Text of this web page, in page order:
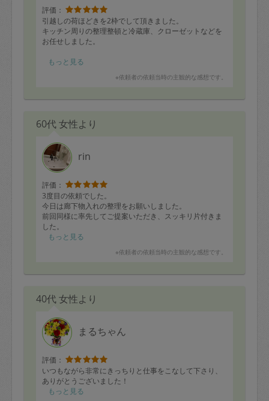
評価：
引越しの荷ほどきを2枠でして頂きました。
キッチン周りの整理整頓と冷蔵庫、クローゼットなどを
お任せしました。
途中私は体調が優れず、横になってしまったのですが優
かなりの段ボールがあったのですが、rinさんのお陰でか
すので、そちらもこれからよろしくお願い致します?
もっと見る
※依頼者の依頼当時の主観的な感想です。
60代 女性より
rin
評価：
3度目の依頼でした。
今日は廊下物入れの整理をお願いしました。
前回同様に率先してご提案いただき、スッキリ片付きま
した。
アイデア豊富な方で頼もしいです。
また、宜しくお願いします。
もっと見る
※依頼者の依頼当時の主観的な感想です。
40代 女性より
まるちゃん
評価：
いつもながら非常にきっちりと仕事をこなして下さり、
ありがとうございました！
もっと見る